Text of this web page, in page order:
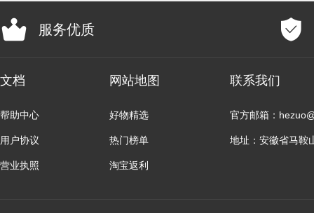
服务优质
文档
帮助中心
用户协议
营业执照
网站地图
好物精选
热门榜单
淘宝返利
联系我们
官方邮箱：
地址：安徽省马鞍